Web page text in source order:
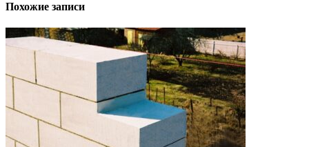
Похожие записи